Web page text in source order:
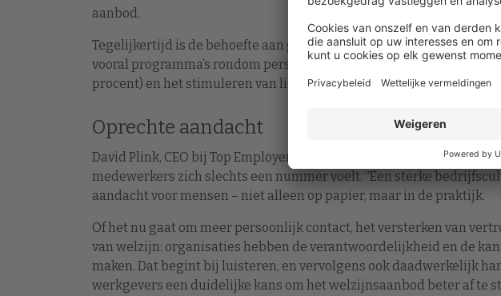
aanbod.
Tegelijkertijd is de behoefte aan gerichte ondersteuning op dit
vooral programma’s rondom persoonlijke ontwikkeling (31 procent),
procent) en het stimuleren van lichamelijke activiteit (24 procent).
Oprechte aandacht
David Plink, CEO bij Top Employers Institute vindt het een serieuze
medewerkers zich slechts een nummer voelt. “Een sterke
aandacht voor mensen – niet alleen op papier, maar in de praktijk.
Of het nu gaat om meer persoonlijk contact, het versterken van
van welzijn: organisaties hebben de verantwoordelijkheid en de
maken. Dat begint bij luisteren, en vervolgens ook daadwerkelijk
werkgevers een duidelijke kans om het welzijnsaanbod beter af te